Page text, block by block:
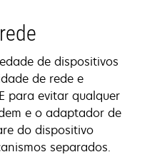
de dispositivos
de rede e
para evitar qualquer
e o adaptador de
do dispositivo
separados.